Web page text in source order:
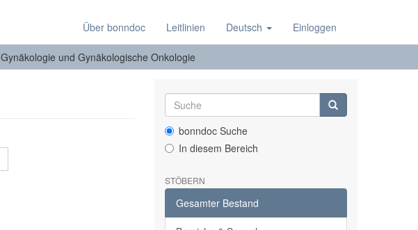
Über bonndoc Leitlinien Deutsch Einloggen
Gynäkologie und Gynäkologische Onkologie
bonndoc Suche
In diesem Bereich
STÖBERN
Gesamter Bestand